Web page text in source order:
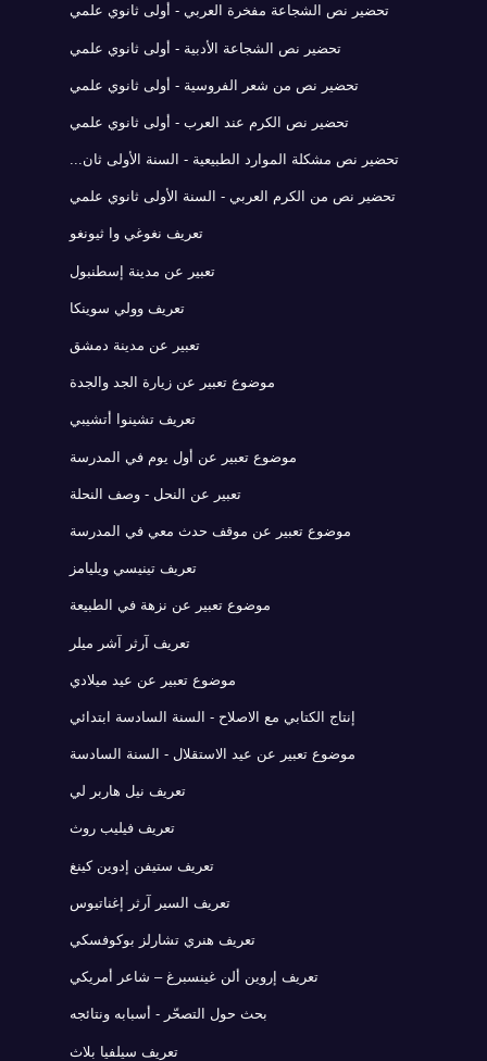
تحضير نص الشجاعة مفخرة العربي - أولى ثانوي علمي
تحضير نص الشجاعة الأدبية - أولى ثانوي علمي
تحضير نص من شعر الفروسية - أولى ثانوي علمي
تحضير نص الكرم عند العرب - أولى ثانوي علمي
تحضير نص مشكلة الموارد الطبيعية - السنة الأولى ثان...
تحضير نص من الكرم العربي - السنة الأولى ثانوي علمي
تعريف نغوغي وا ثيونغو
تعبير عن مدينة إسطنبول
تعريف وولي سوينكا
تعبير عن مدينة دمشق
موضوع تعبير عن زيارة الجد والجدة
تعريف تشينوا أتشيبي
موضوع تعبير عن أول يوم في المدرسة
تعبير عن النحل - وصف النحلة
موضوع تعبير عن موقف حدث معي في المدرسة
تعريف تينيسي ويليامز
موضوع تعبير عن نزهة في الطبيعة
تعريف آرثر آشر ميلر
موضوع تعبير عن عيد ميلادي
إنتاج الكتابي مع الاصلاح - السنة السادسة ابتدائي
موضوع تعبير عن عيد الاستقلال - السنة السادسة
تعريف نيل هاربر لي
تعريف فيليب روث
تعريف ستيفن إدوين كينغ
تعريف السير آرثر إغناتيوس
تعريف هنري تشارلز بوكوفسكي
تعريف إروين ألن غينسبرغ – شاعر أمريكي
بحث حول التصحّر - أسبابه ونتائجه
تعريف سيلفيا بلاث